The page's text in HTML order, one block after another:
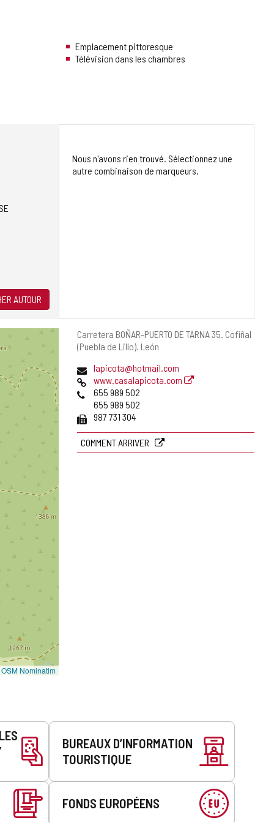
Emplacement pittoresque
Télévision dans les chambres
Adresse
postale
Carretera BOÑAR-PUERTO DE TARNA 35. Cofiñal
(Puebla de Lillo). León
Adresse
de
courrier
électronique
lapicota@hotmail.com
Page
Web
www.casalapicota.com
Téléphones
655 989 502
655 989 502
Fax 987 731 304
COMMENT ARRIVER
AUTOUR
Nous n'avons rien trouvé. Sélectionnez une
autre combinaison de marqueurs.
OSM Nominatim
BUREAUX D’INFORMATION
TOURISTIQUE
FONDS EUROPÉENS